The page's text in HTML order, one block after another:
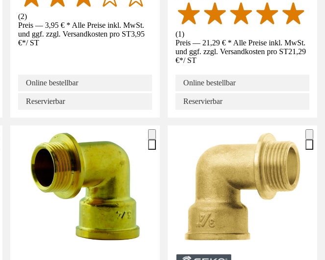
(2)
Preis — 3,95 € * Alle Preise inkl. MwSt.
und ggf. zzgl. Versandkosten pro ST3,95
€*/ ST
Online bestellbar
Reservierbar
(1)
Preis — 21,29 € * Alle Preise inkl. MwSt.
und ggf. zzgl. Versandkosten pro ST21,29
€*/ ST
Online bestellbar
Reservierbar